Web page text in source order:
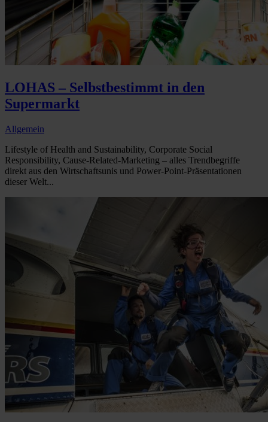
LOHAS – Selbstbestimmt in den
Supermarkt
Allgemein
Lifestyle of Health and Sustainability, Corporate Social
Responsibility, Cause-Related-Marketing – alles Trendbegriffe
direkt aus den Wirtschaftsunis und Power-Point-Präsentationen
dieser Welt...